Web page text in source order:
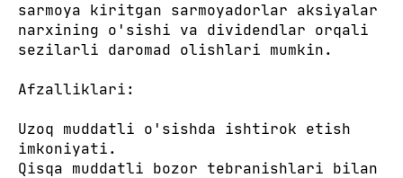
sarmoya kiritgan sarmoyadorlar aksiyalar
narxining o'sishi va dividendlar orqali
sezilarli daromad olishlari mumkin.
Afzalliklari:
Uzoq muddatli o'sishda ishtirok etish
imkoniyati.
Qisqa muddatli bozor tebranishlari bilan